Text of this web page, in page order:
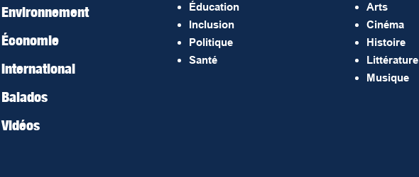
Environnement
Économie
International
Balados
Vidéos
Éducation
Inclusion
Politique
Santé
Arts
Cinéma
Histoire
Littérature
Musique